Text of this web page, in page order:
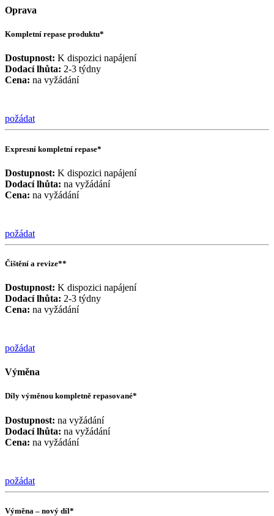
Oprava
Kompletní repase produktu*
Dostupnost: K dispozici napájení
Dodací lhůta: 2-3 týdny
Cena: na vyžádání
požádat
Expresní kompletní repase*
Dostupnost: K dispozici napájení
Dodací lhůta: na vyžádání
Cena: na vyžádání
požádat
Čištění a revize**
Dostupnost: K dispozici napájení
Dodací lhůta: 2-3 týdny
Cena: na vyžádání
požádat
Výměna
Díly výměnou kompletně repasované*
Dostupnost: na vyžádání
Dodací lhůta: na vyžádání
Cena: na vyžádání
požádat
Výměna – nový díl*